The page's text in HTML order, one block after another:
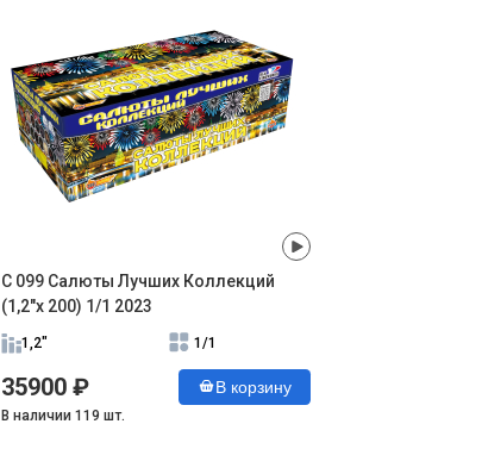
С 099 Салюты Лучших Коллекций
(1,2"х 200) 1/1 2023
1,2" 1/1
35900 ₽ В корзину
В наличии 119 шт.